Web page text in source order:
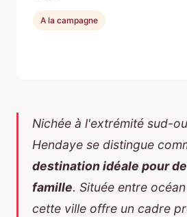
Nichée à l'extrémité sud-
Hendaye se distingue
destination idéale pour
famille. Située entre
cette ville offre un cadre
A la campagne